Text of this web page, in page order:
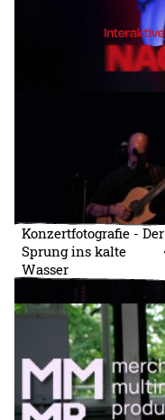
Konzertfotografie - Der
Sprung ins kalte
Wasser